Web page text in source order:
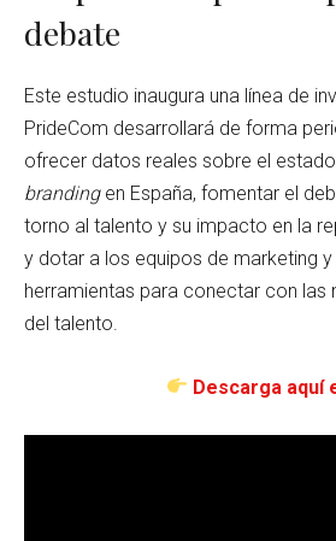
debate
Este estudio inaugura una línea de
PrideCom desarrollará de forma
ofrecer datos reales sobre el
brandingen España, fomentar el
torno al talento y su impacto en la
y dotar a los equipos de marketing
herramientas para conectar con las
del talento.
Descarga aquí